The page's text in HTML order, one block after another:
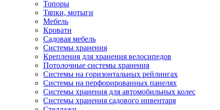
Топоры
Тяпки, мотыги
Мебель
Кровати
Садовая мебель
Системы хранения
Крепления для хранения велосипедов
Потолочные системы хранения
Системы на горизонтальных рейлингах
Системы на перфорированных панелях
Системы хранения для автомобильных колес
Системы хранения садового инвентаря